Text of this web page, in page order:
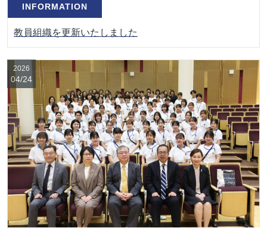
INFORMATION
教員組織を更新いたしました
2026
04/24